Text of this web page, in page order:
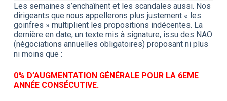
Les semaines s’enchaînent et les scandales aussi. Nos
dirigeants que nous appellerons plus justement « les
goinfres » multiplient les propositions indécentes. La
dernière en date, un texte mis à signature, issu des NAO
(négociations annuelles obligatoires) proposant ni plus
ni moins que :
0% D’AUGMENTATION GÉNÉRALE POUR LA 6EME
ANNÉE CONSÉCUTIVE.